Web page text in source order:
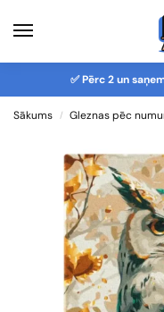
✅ Pērc 2 un
Sākums / Gleznas pēc